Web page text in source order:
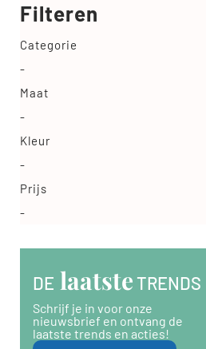
Filteren
Categorie
-
Maat
-
Kleur
-
Prijs
-
DE laatste TRENDS
Schrijf je in voor onze
nieuwsbrief en ontvang de
laatste trends en acties!